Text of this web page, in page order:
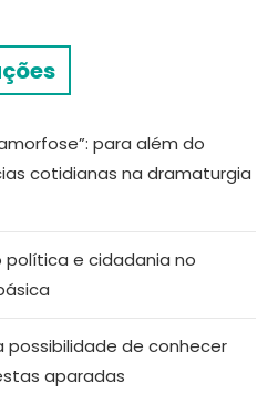
para além do
cotidianas na dramaturgia
política e cidadania no
possibilidade de conhecer
aparadas